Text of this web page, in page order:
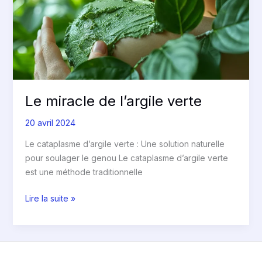
Le miracle de l’argile verte
20 avril 2024
Le cataplasme d’argile verte : Une solution naturelle
pour soulager le genou Le cataplasme d’argile verte
est une méthode traditionnelle
Lire la suite »